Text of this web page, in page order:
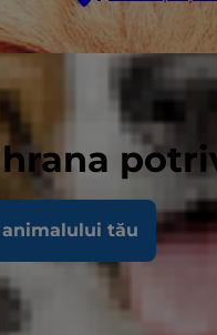
hrana
animalului tău